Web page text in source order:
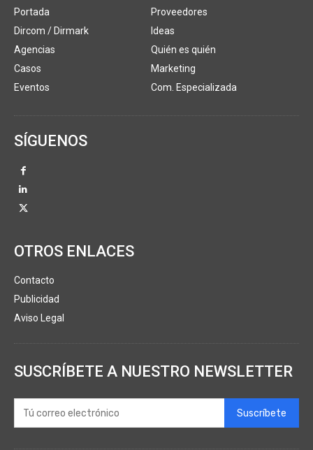
Portada
Dircom / Dirmark
Agencias
Casos
Eventos
Proveedores
Ideas
Quién es quién
Marketing
Com. Especializada
SÍGUENOS
OTROS ENLACES
Contacto
Publicidad
Aviso Legal
SUSCRÍBETE A NUESTRO NEWSLETTER
Suscríbete